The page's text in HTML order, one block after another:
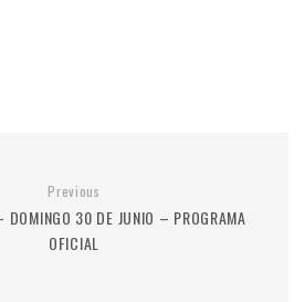
Previous
DOMINGO 30 DE JUNIO – PROGRAMA
OFICIAL